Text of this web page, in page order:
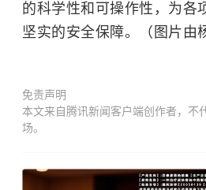
的科学性和可操作性，为各
坚实的安全保障。（图片由
免责声明
本文来自腾讯新闻客户端创作者，不
场。